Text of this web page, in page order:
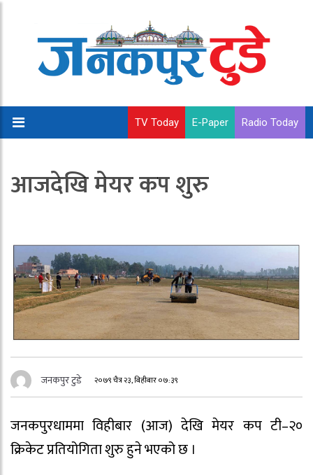
TV Today E-Paper Radio Today
आजदेखि मेयर कप शुरु
जनकपुर टुडे २०७९ चैत्र २३, बिहीबार ०७:३९
जनकपुरधाममा विहीबार (आज) देखि मेयर कप टी–२०
क्रिकेट प्रतियोगिता शुरु हुने भएको छ ।